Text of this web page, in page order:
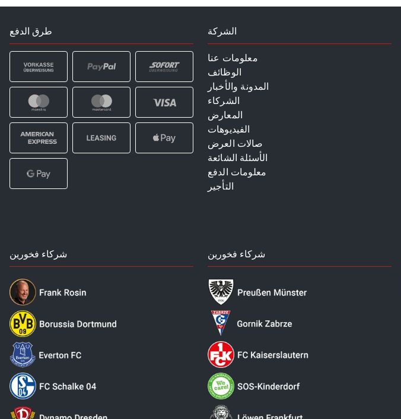
طرق الدفع الشركة
معلومات عنا
الوظائف
المدونة والأخبار
الشركاء
المعارض
الفيديوهات
صالات العرض
الأسئلة الشائعة
معلومات الدفع
التأجير
شركاء فخورين شركاء فخورين